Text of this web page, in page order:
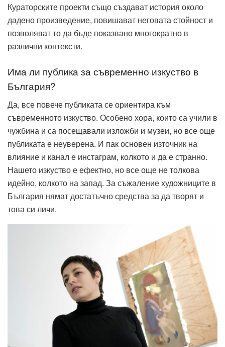
Кураторските проекти също създават история около
дадено произведение, повишават неговата стойност и
позволяват то да бъде показвано многократно в
различни контексти.
Има ли публика за съвременно изкуство в
България?
Да, все повече публиката се ориентира към
съвременното изкуство. Особено хора, които са учили в
чужбина и са посещавали изложби и музеи, но все още
публиката е неуверена. И пак основен източник на
влияние и канал е инстаграм, колкото и да е странно.
Нашето изкуство е ефектно, но все още не толкова
идейно, колкото на запад. За съжаление художниците в
България нямат достатъчно средства за да творят и
това си личи.